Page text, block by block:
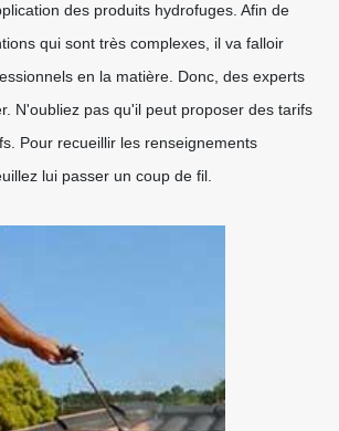
des produits hydrofuges. Afin de
qui sont très complexes, il va falloir
en la matière. Donc, des experts
N'oubliez pas qu'il peut proposer des tarifs
Pour recueillir les renseignements
lui passer un coup de fil.